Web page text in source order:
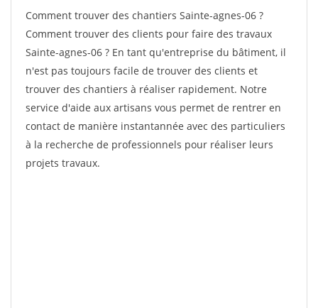
Comment trouver des chantiers Sainte-agnes-06 ?
Comment trouver des clients pour faire des travaux
Sainte-agnes-06 ? En tant qu'entreprise du bâtiment, il
n'est pas toujours facile de trouver des clients et
trouver des chantiers à réaliser rapidement. Notre
service d'aide aux artisans vous permet de rentrer en
contact de manière instantannée avec des particuliers
à la recherche de professionnels pour réaliser leurs
projets travaux.